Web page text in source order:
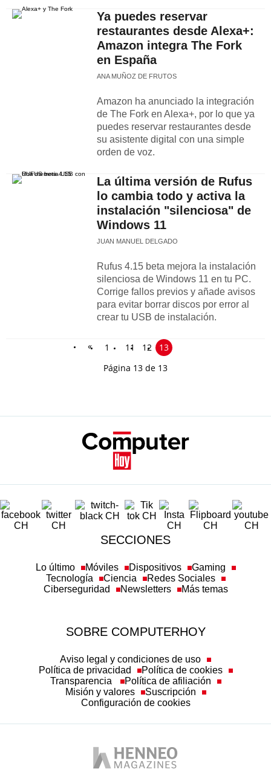
Ya puedes reservar
restaurantes desde Alexa+:
Amazon integra The Fork
en España
ANA MUÑOZ DE FRUTOS
Amazon ha anunciado la integración
de The Fork en Alexa+, por lo que ya
puedes reservar restaurantes desde
su asistente digital con una simple
orden de voz.
La última versión de Rufus
lo cambia todo y activa la
instalación "silenciosa" de
Windows 11
JUAN MANUEL DELGADO
Rufus 4.15 beta mejora la instalación
silenciosa de Windows 11 en tu PC.
Corrige fallos previos y añade avisos
para evitar borrar discos por error al
crear tu USB de instalación.
« 1 11 12
13
Página 13 de 13
SECCIONES
Lo último Móviles Dispositivos
Gaming
Tecnología
Ciencia
Redes Sociales
Ciberseguridad
Newsletters Más temas
SOBRE COMPUTERHOY
Aviso legal y condiciones de uso
Política de privacidad
Política de cookies
Transparencia
Política de afiliación
Misión y valores
Suscripción
Configuración de cookies